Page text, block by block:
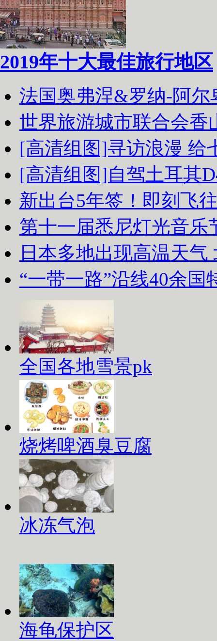
2019年十大最佳旅行地区
法国奥弗涅&罗纳-阿
世界旅游城市联合会香
[高清组图]寻访浪漫 给
[高清组图]自驾土耳其
新出台5年签！即刻飞
第十一届悉尼灯光音乐
日本多地出现高温天
“一带一路”沿线40余国
全国各地雪景pk
烧烤啤酒臭豆腐
冰冻气泡
海龟保护区